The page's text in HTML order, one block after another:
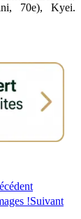
70e), Kyei.
!Suivant